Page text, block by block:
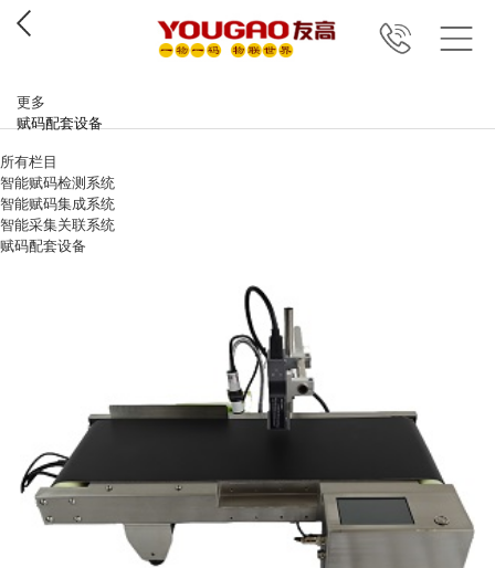
更多
赋码配套设备
所有栏目
智能赋码检测系统
智能赋码集成系统
智能采集关联系统
赋码配套设备